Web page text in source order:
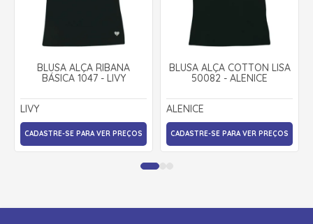
BLUSA ALÇA RIBANA
BÁSICA 1047 - LIVY
LIVY
CADASTRE-SE PARA VER PREÇOS
BLUSA ALÇA COTTON LISA
50082 - ALENICE
ALENICE
CADASTRE-SE PARA VER PREÇOS